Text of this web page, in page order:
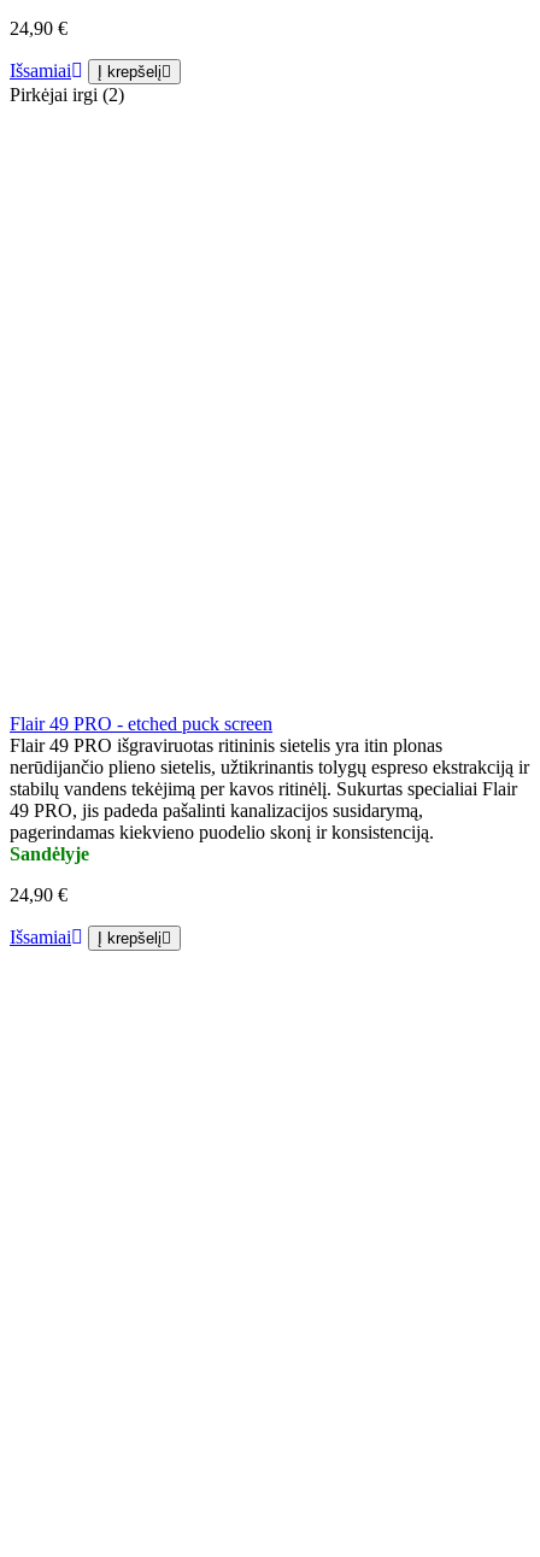
24,90 €
Išsamiai Į krepšelį
Pirkėjai irgi (2)
Flair 49 PRO - etched puck screen
Flair 49 PRO išgraviruotas ritininis sietelis yra itin plonas
nerūdijančio plieno sietelis, užtikrinantis tolygų espreso ekstrakciją ir
stabilų vandens tekėjimą per kavos ritinėlį. Sukurtas specialiai Flair
49 PRO, jis padeda pašalinti kanalizacijos susidarymą,
pagerindamas kiekvieno puodelio skonį ir konsistenciją.
Sandėlyje
24,90 €
Išsamiai Į krepšelį